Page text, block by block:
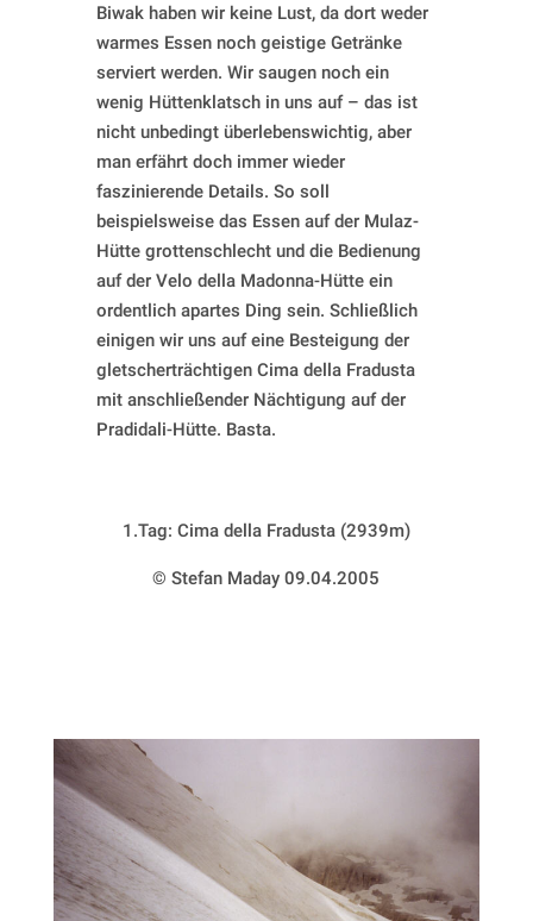
Biwak haben wir keine Lust, da dort weder
warmes Essen noch geistige Getränke
serviert werden. Wir saugen noch ein
wenig Hüttenklatsch in uns auf – das ist
nicht unbedingt überlebenswichtig, aber
man erfährt doch immer wieder
faszinierende Details. So soll
beispielsweise das Essen auf der Mulaz-
Hütte grottenschlecht und die Bedienung
auf der Velo della Madonna-Hütte ein
ordentlich apartes Ding sein. Schließlich
einigen wir uns auf eine Besteigung der
gletscherträchtigen Cima della Fradusta
mit anschließender Nächtigung auf der
Pradidali-Hütte. Basta.
1.Tag: Cima della Fradusta (2939m)
© Stefan Maday 09.04.2005